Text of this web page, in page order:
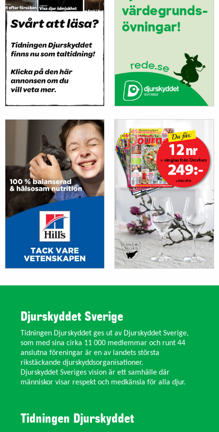
Djurskyddet Sverige
Tidningen Djurskyddet ges ut av Djurskyddet Sverige,
som med sina cirka 11 000 medlemmar och runt 44
anslutna föreningar är en av landets största
rikstäckande djurskyddsorganisationer.
Djurskyddet Sveriges vision är ett samhälle där
människor visar respekt och medkänsla för alla djur.
Tidningen Djurskyddet